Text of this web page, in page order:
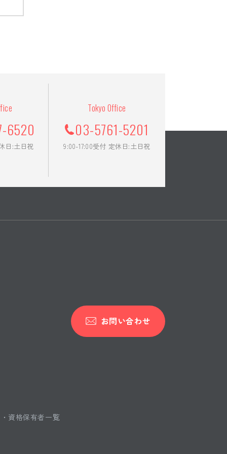
6520
日:土日祝
Tokyo Office
03-5761-5201
9:00-17:00受付 定休日:土日祝
資格保有者一覧
お問い合わせ